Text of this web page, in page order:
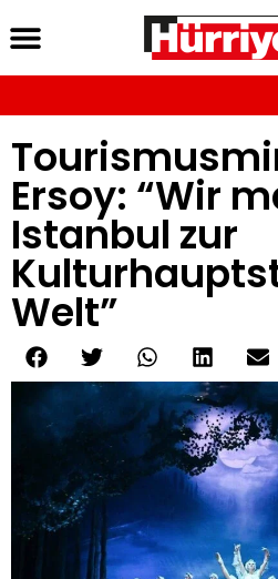
Ersoy: “Wir
Istanbul zur
Welt”